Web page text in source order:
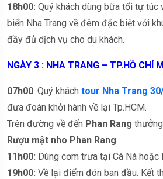
18h00: Quý khách dùng bữa tối tự
biển Nha Trang về đêm đặc biệt với
đầy đủ dịch vụ cho du khách.
NGÀY 3 : NHA TRANG – TP.HỒ CHÍ
07h00: Quý khách tour Nha Trang
đưa đoàn khởi hành về lại Tp.HCM.
Trên đường về đến Phan Rang
Rượu mật nho Phan Rang.
11h00: Dùng cơm trưa tại Cà Ná hoặc
19h00: Về lại điểm đón ban đầu. Kết